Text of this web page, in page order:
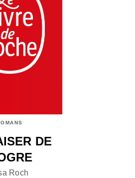
DE
Roch